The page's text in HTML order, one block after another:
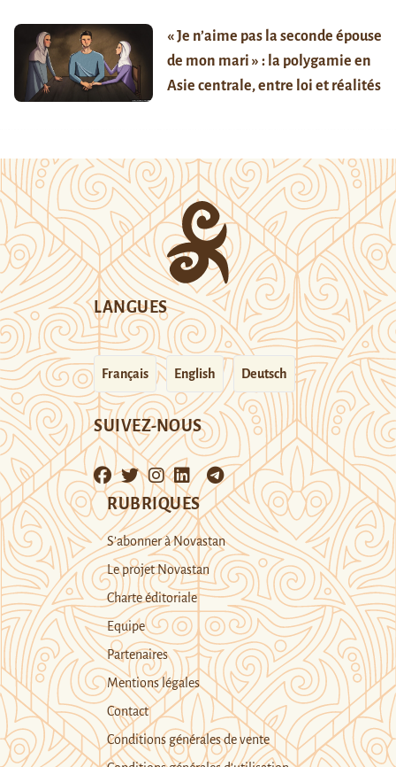
« Je n’aime pas la seconde épouse
de mon mari » : la polygamie en
Asie centrale, entre loi et réalités
LANGUES
Français English Deutsch
SUIVEZ-NOUS
RUBRIQUES
S’abonner à Novastan
Le projet Novastan
Charte éditoriale
Equipe
Partenaires
Mentions légales
Contact
Conditions générales de vente